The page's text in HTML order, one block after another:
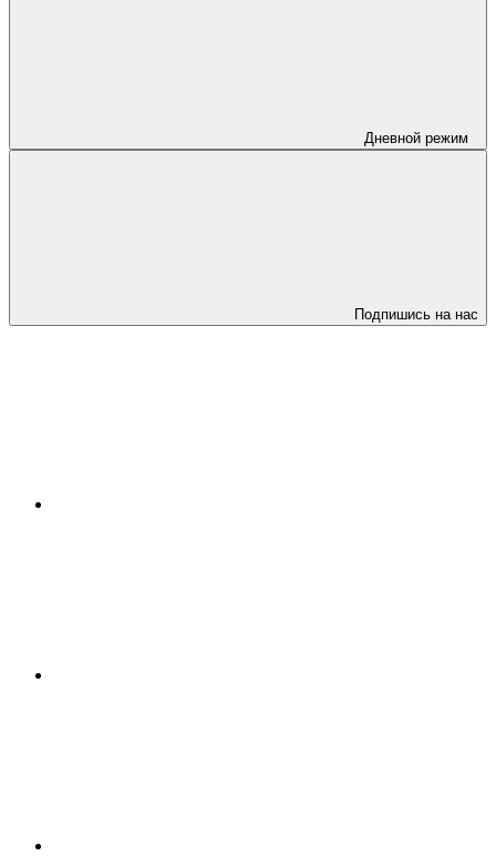
Дневной режим
Подпишись на нас